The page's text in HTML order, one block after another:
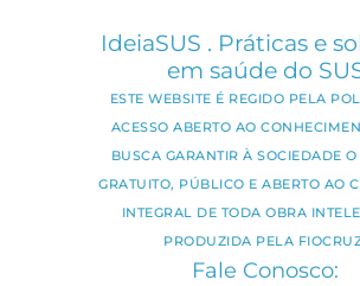
IdeiaSUS . Práticas e
em saúde do
ESTE WEBSITE É REGIDO PELA
ACESSO ABERTO AO
BUSCA GARANTIR À SOCIEDADE O
GRATUITO, PÚBLICO E ABERTO AO
INTEGRAL DE TODA OBRA
PRODUZIDA PELA
Fale Conosco: